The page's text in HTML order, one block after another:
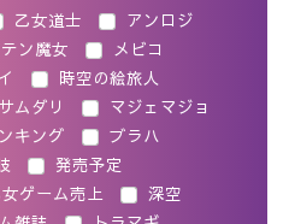
乙女道士
アンロジ
テン魔女
メビコ
時空の絵旅人
サムダリ
マジェマジョ
キング
ブラハ
発売予定
ゲーム売上
深空